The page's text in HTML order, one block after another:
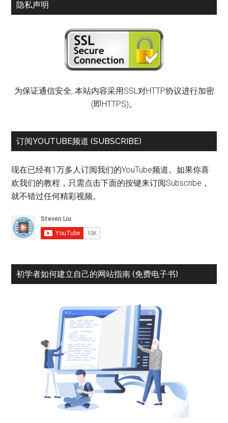
隐私声明
为保证通信安全, 本站内容采用SSL对HTTP协议进行加密
(即HTTPS)。
订阅YOUTUBE频道 (SUBSCRIBE)
现在已经有1万多人订阅我们的YouTube频道。如果你喜
欢我们的教程，只需点击下面的按键来订阅Subscribe，
就不错过任何精彩视频。
初学者如何建立自己的网站指南 (免费电子书)